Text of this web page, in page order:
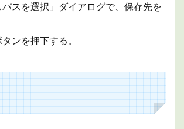
パスを選択」ダイアログで、保存先を
タンを押下する。